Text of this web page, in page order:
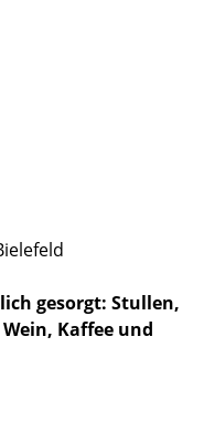
gesorgt: Stullen,
Kaffee und